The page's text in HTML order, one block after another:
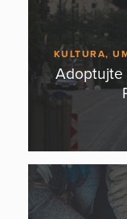
KULTURA,
Adoptujte